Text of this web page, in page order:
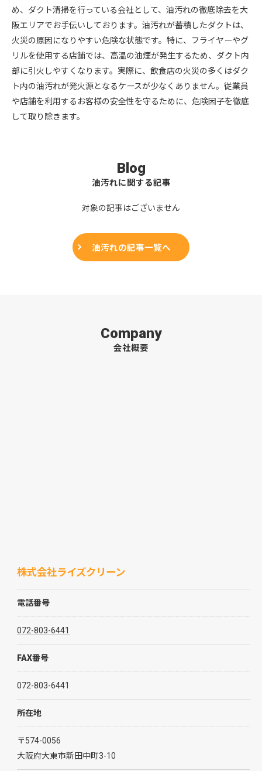
め、ダクト清掃を行っている会社として、油汚れの徹底除去を大
阪エリアでお手伝いしております。油汚れが蓄積したダクトは、
火災の原因になりやすい危険な状態です。特に、フライヤーやグ
リルを使用する店舗では、高温の油煙が発生するため、ダクト内
部に引火しやすくなります。実際に、飲食店の火災の多くはダク
ト内の油汚れが発火源となるケースが少なくありません。従業員
や店舗を利用するお客様の安全性を守るために、危険因子を徹底
して取り除きます。
Blog
油汚れに関する記事
対象の記事はございません
油汚れの記事一覧へ
会社概要
Company
株式会社ライズクリーン
電話番号
072-803-6441
FAX番号
072-803-6441
所在地
〒574-0056
大阪府大東市新田中町3-10